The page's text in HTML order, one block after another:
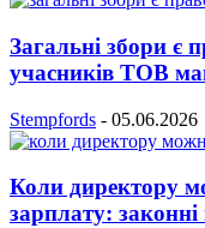
Загальні збори є
учасників ТОВ
Stempfords - 05.06.2026
Коли директору
зарплату: